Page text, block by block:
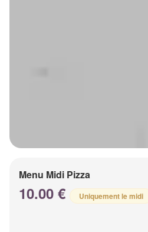
Menu Midi Pizza
10.00 € Uniquement le midi